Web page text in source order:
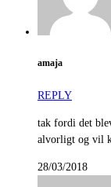
amaja
REPLY
tak fordi det
alvorligt og vil
28/03/2018